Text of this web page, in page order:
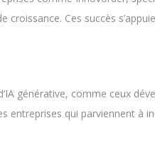
Ces succès
générative, comme ceux
entreprises qui parviennent à